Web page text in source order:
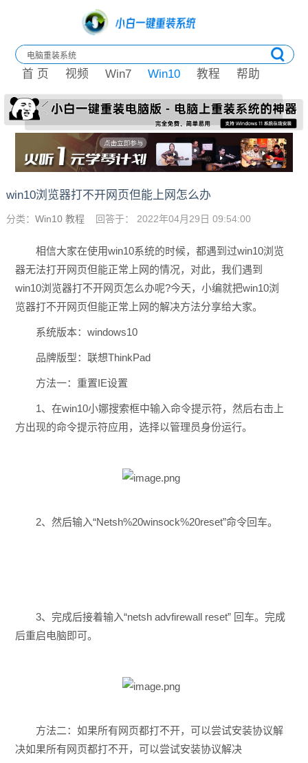
首 页 视频 Win7 Win10 教程 帮助
win10浏览器打不开网页但能上网怎么办
分类： Win10 教程 回答于： 2022年04月29日 09:54:00
相信大家在使用win10系统的时候，都遇到过win10浏览
器无法打开网页但能正常上网的情况，对此，我们遇到
win10浏览器打不开网页怎么办呢?今天，小编就把win10浏
览器打不开网页但能正常上网的解决方法分享给大家。
系统版本：windows10
品牌版型：联想ThinkPad
方法一：重置IE设置
1、在win10小娜搜索框中输入命令提示符，然后右击上
方出现的命令提示符应用，选择以管理员身份运行。
2、然后输入“Netsh%20winsock%20reset”命令回车。
3、完成后接着输入“netsh advfirewall reset” 回车。完成
后重启电脑即可。
方法二：如果所有网页都打不开，可以尝试安装协议解
决如果所有网页都打不开，可以尝试安装协议解决